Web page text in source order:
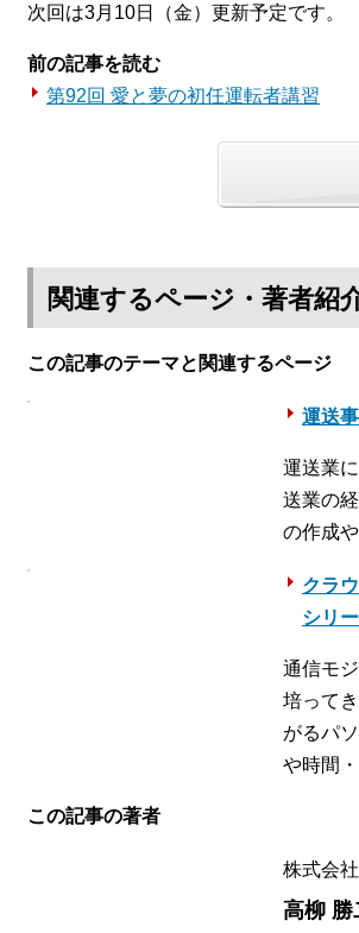
次回は3月10日（金）更新予定です。
前の記事を読む
第92回 愛と夢の初任運転者講習
関連するページ・著者紹
この記事のテーマと関連するページ
運送
運送業
送業の
の作成
クラ
シリ
通信モ
培って
がるパ
や時間
この記事の著者
株式会
高柳 勝